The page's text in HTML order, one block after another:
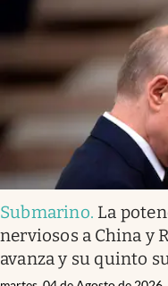
Infotechnology
Clase
Eventos Corporativos
El Cronista Studio
Mediakit
abre en nueva pestaña
Argentina
Submarino. La
nerviosos a China y
avanza y su quinto